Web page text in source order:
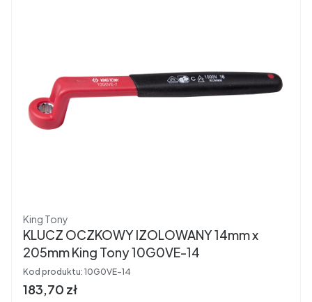
Producent
King Tony
KLUCZ OCZKOWY IZOLOWANY 14mm x
205mm King Tony 10G0VE-14
Kod produktu: 10G0VE-14
Cena brutto
183,70 zł